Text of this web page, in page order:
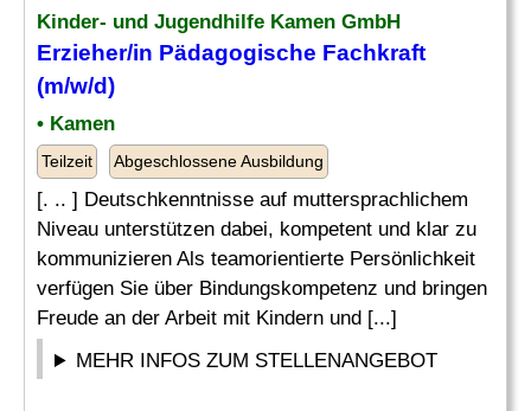
Kinder- und Jugendhilfe Kamen GmbH
Erzieher/in Pädagogische Fachkraft
(m/w/d)
• Kamen
Teilzeit Abgeschlossene Ausbildung
[. .. ] Deutschkenntnisse auf muttersprachlichem
Niveau unterstützen dabei, kompetent und klar zu
kommunizieren Als teamorientierte Persönlichkeit
verfügen Sie über Bindungskompetenz und bringen
Freude an der Arbeit mit Kindern und [...]
MEHR INFOS ZUM STELLENANGEBOT